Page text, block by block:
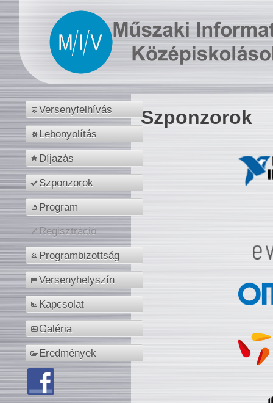
Versenyfelhívás
Lebonyolítás
Díjazás
Szponzorok
Program
Regisztráció
Programbizottság
Versenyhelyszín
Kapcsolat
Galéria
Eredmények
Szponzorok